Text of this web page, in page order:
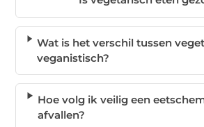
Wat is het verschil tussen
veganistisch?
Hoe volg ik veilig een
afvallen?